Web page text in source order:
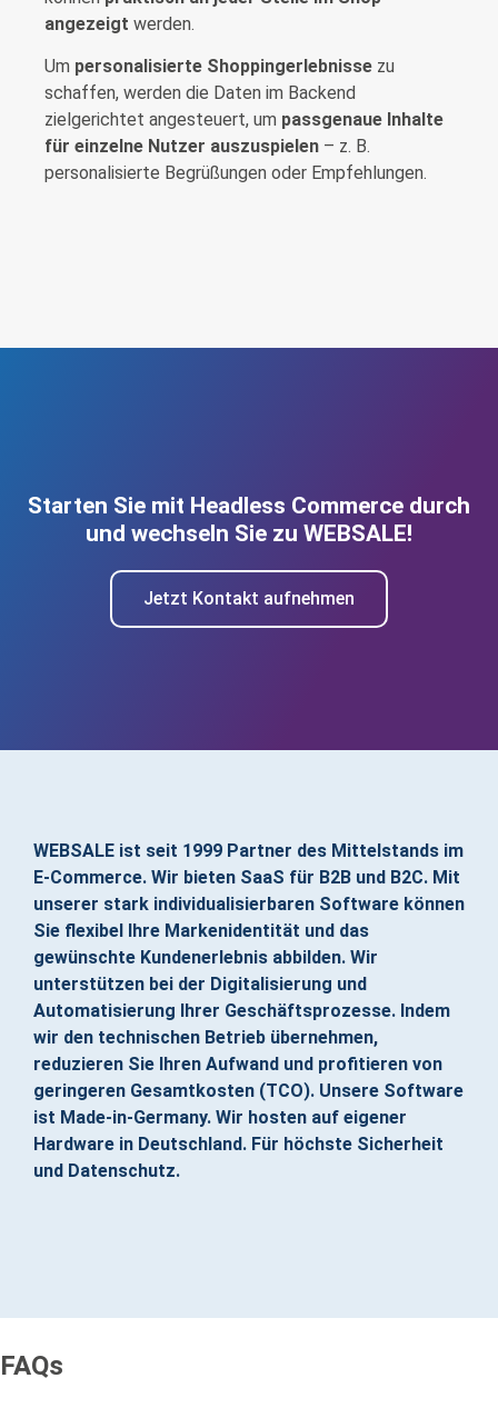
angezeigt werden.
Um personalisierte Shoppingerlebnisse zu
schaffen, werden die Daten im Backend
zielgerichtet angesteuert, um passgenaue Inhalte
für einzelne Nutzer auszuspielen – z. B.
personalisierte Begrüßungen oder Empfehlungen.
Starten Sie mit Headless Commerce durch
und wechseln Sie zu WEBSALE!
Jetzt Kontakt aufnehmen
WEBSALE ist seit 1999 Partner des Mittelstands im
E-Commerce. Wir bieten SaaS für B2B und B2C. Mit
unserer stark individualisierbaren Software können
Sie flexibel Ihre Markenidentität und das
gewünschte Kundenerlebnis abbilden. Wir
unterstützen bei der Digitalisierung und
Automatisierung Ihrer Geschäftsprozesse. Indem
wir den technischen Betrieb übernehmen,
reduzieren Sie Ihren Aufwand und profitieren von
geringeren Gesamtkosten (TCO). Unsere Software
ist Made-in-Germany. Wir hosten auf eigener
Hardware in Deutschland. Für höchste Sicherheit
und Datenschutz.
FAQs